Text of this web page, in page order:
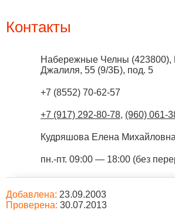
Контакты
Набережные Челны (423800),
Джалиля, 55 (9/3Б), под. 5
+7 (8552) 70-62-57
+7 (917) 292-80-78, (960) 061-
Кудряшова Елена Михайловна
пн.-пт. 09:00 — 18:00 (без
Добавлена: 23.09.2003
Проверена: 30.07.2013